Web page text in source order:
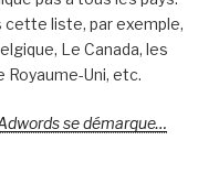
cette liste, par exemple,
Le Canada, les
Royaume-Uni, etc.
se démarque…